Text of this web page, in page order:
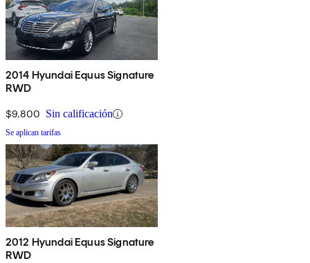
2014 Hyundai Equus Signature
RWD
$9,800 Sin calificación
Se aplican tarifas
2012 Hyundai Equus Signature
RWD